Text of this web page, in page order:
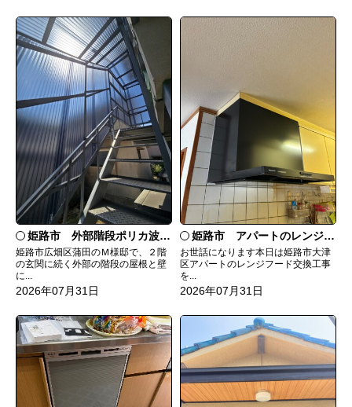
姫路市 外部階段ポリカ波板張替工事
姫路市広畑区蒲田のＭ様邸で、２階
の玄関に続く外部の階段の屋根と壁
に...
2026年07月31日
姫路市 アパートのレンジフード交換
お世話になります本日は姫路市大津
区アパートのレンジフード交換工事
を...
2026年07月31日